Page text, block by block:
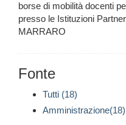
borse di mobilità docenti
presso le Istituzioni
MARRARO
Fonte
Tutti (18)
Amministrazione(18)